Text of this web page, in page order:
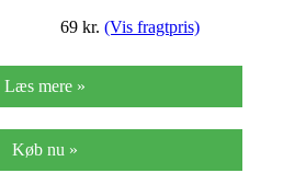
69 kr. (Vis fragtpris)
Læs mere »
Køb nu »